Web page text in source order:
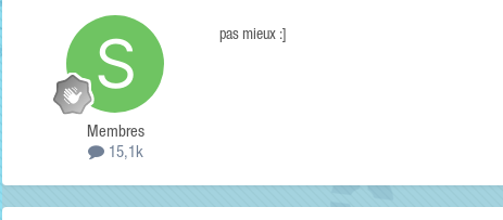
Membres
15,1k
pas mieux :]